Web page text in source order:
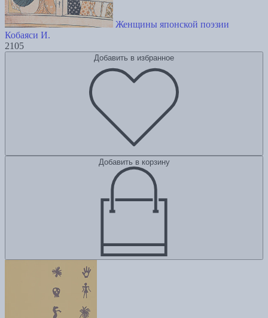
Женщины японской поэзии
Кобаяси И.
2105
Добавить в избранное
Добавить в корзину